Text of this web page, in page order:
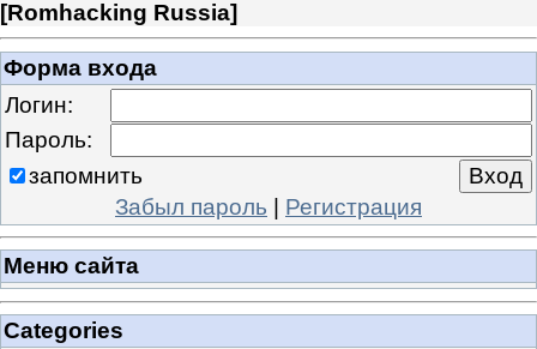
[Romhacking Russia]
Форма входа
Логин:
Пароль:
запомнить
Забыл пароль | Регистрация
Меню сайта
Categories